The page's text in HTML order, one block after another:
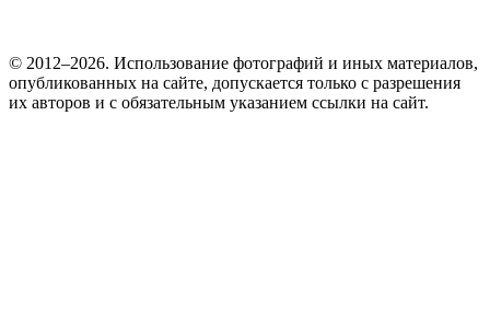
© 2012–2026. Использование фотографий и иных материалов,
опубликованных на сайте, допускается только с разрешения
их авторов и c обязательным указанием ссылки на сайт.